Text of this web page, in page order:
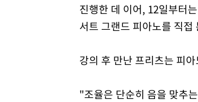
진행한 데 이어, 12일부터
서트 그랜드 피아노를 직
강의 후 만난 프리츠는 피
"조율은 단순히 음을 맞추